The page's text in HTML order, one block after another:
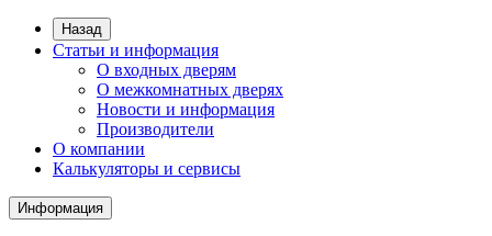
Назад
Статьи и информация
О входных дверям
О межкомнатных дверях
Новости и информация
Производители
О компании
Калькуляторы и сервисы
Информация